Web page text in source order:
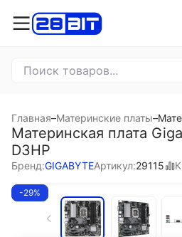
Главная–Материнские платы–
Материнская плата
D3HP
Бренд:GIGABYTEАртикул:29115
-29%